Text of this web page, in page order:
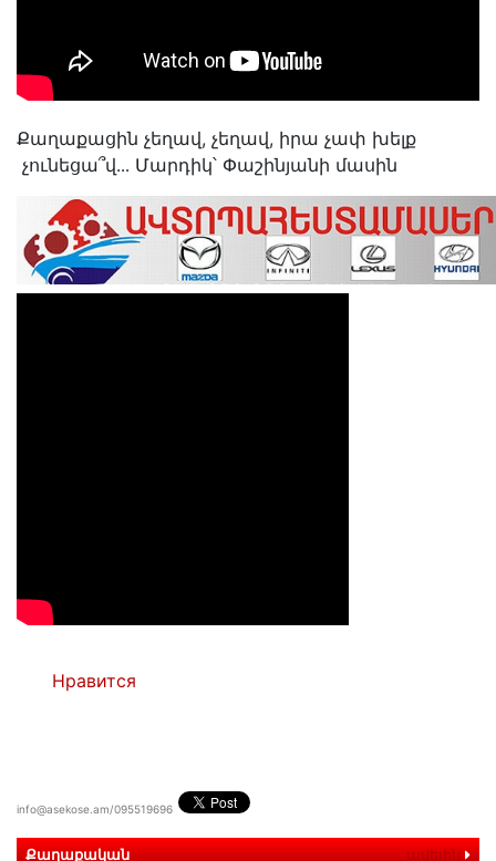
Քաղաքացին չեղավ, չեղավ, իրա չափ խելք
չունեցա՞վ․․․ Մարդիկ՝ Փաշինյանի մասին
Нравится
info@asekose.am/095519696
Քաղաքական ավելին